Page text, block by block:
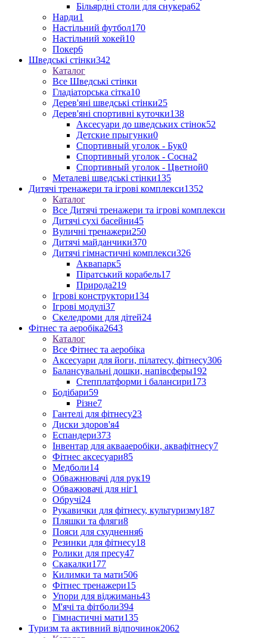
Більярдні столи для снукера62
Нарди1
Настільний футбол170
Настільний хокей10
Покер6
Шведські стінки342
Каталог
Все Шведські стінки
Гладіаторська сітка10
Дерев'яні шведські стінки25
Дерев'яні спортивні куточки138
Аксесуари до шведських стінок52
Детские прыгунки0
Спортивный уголок - Бук0
Спортивный уголок - Сосна2
Спортивный уголок - Цветной0
Металеві шведські стінки135
Дитячі тренажери та ігрові комплекси1352
Каталог
Все Дитячі тренажери та ігрові комплекси
Дитячі сухі басейни45
Вуличні тренажери250
Дитячі майданчики370
Дитячі гімнастичні комплекси326
Аквапарк5
Піратський корабель17
Природа219
Ігрові конструктори134
Ігрові модулі37
Скеледроми для дітей24
Фітнес та аеробіка2643
Каталог
Все Фітнес та аеробіка
Аксесуари для йоги, пілатесу, фітнесу306
Балансувальні дошки, напівсферы192
Степплатформи і балансири173
Бодібари59
Різне7
Гантелі для фітнесу23
Диски здоров'я4
Еспандери373
Інвентар для аквааеробіки, аквафітнесу7
Фітнес аксесуари85
Медболи14
Обважнювачі для рук19
Обважювачі для ніг1
Обручі24
Рукавички для фітнесу, культуризму187
Пляшки та фляги8
Пояси для схуднення6
Резинки для фітнесу18
Ролики для пресу47
Скакалки177
Килимки та мати506
Фітнес тренажери15
Упори для віджимань43
М'ячі та фітболи394
Гімнастичні мати135
Туризм та активний відпочинок2062